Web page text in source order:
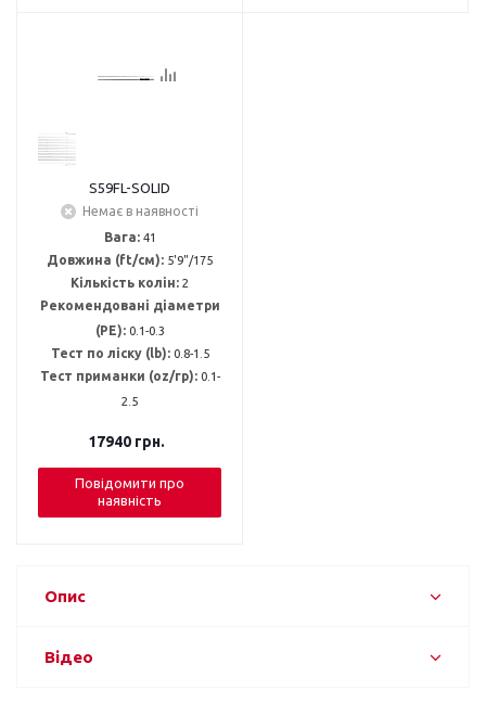
S59FL-SOLID
Немає в наявності
Вага: 41
Довжина (ft/см): 5'9"/175
Кількість колін: 2
Рекомендовані діаметри
(PE): 0.1-0.3
Тест по ліску (lb): 0.8-1.5
Тест приманки (oz/гр): 0.1-
2.5
17940грн.
Повідомити про
наявність
Опис
Відео